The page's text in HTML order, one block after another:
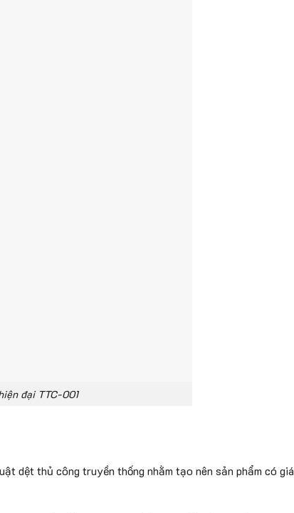
đại TTC-001
dệt thủ công truyền thống nhằm tạo nên sản phẩm có giá